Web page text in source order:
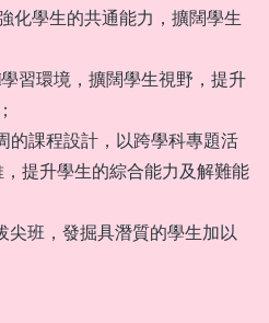
化學生的共通能力，擴闊學生
習環境，擴闊學生視野，提升
的課程設計，以跨學科專題活
提升學生的綜合能力及解難能
尖班，發掘具潛質的學生加以